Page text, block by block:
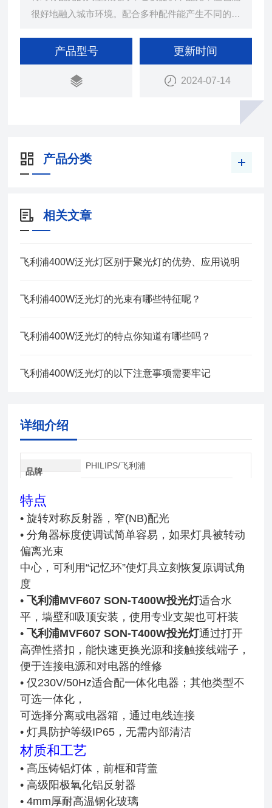
很好地融入城市环境。配合多种配件能产生不同的照
天候设计，外观简洁，便于维护。
产品型号 更新时间
2024-07-14
产品分类
相关文章
飞利浦400W泛光灯区别于聚光灯的优势、应用说明
飞利浦400W泛光灯的光束有哪些特征呢？
飞利浦400W泛光灯的特点你知道有哪些吗？
飞利浦400W泛光灯的以下注意事项需要牢记
详细介绍
品牌
PHILIPS/飞利浦
特点
• 旋转对称反射器，窄(NB)配光
• 分角器标度使调试简单容易，如果灯具被转动
偏离光束
中心，可利用“记忆环”使灯具立刻恢复原调试角
度
•飞利浦MVF607 SON-T400W投光灯适合水
平，墙壁和吸顶安装，使用专业支架也可杆装
•飞利浦MVF607 SON-T400W投光灯通过打开
高弹性搭扣，能快速更换光源和接触接线端子，
便于连接电源和对电器的维修
• 仅230V/50Hz适合配一体化电器；其他类型不
可选一体化，
可选择分离或电器箱，通过电线连接
• 灯具防护等级IP65，无需内部清洁
材质和工艺
• 高压铸铝灯体，前框和背盖
• 高级阳极氧化铝反射器
• 4mm厚耐高温钢化玻璃